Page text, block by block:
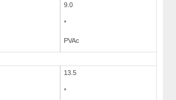
9.0
*
PVAc
13.5
*